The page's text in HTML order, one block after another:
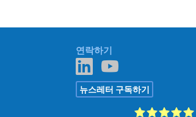
연락하기
뉴스레터 구독하기